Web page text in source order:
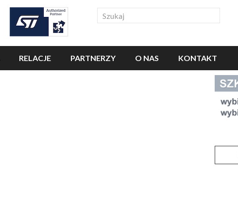
Search
RELACJE PARTNERZY O NAS KONTAKT